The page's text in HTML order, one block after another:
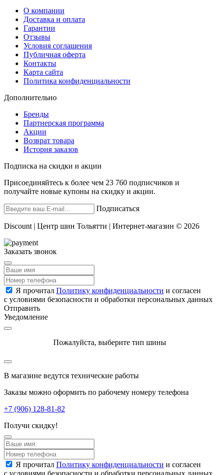
О компании
Доставка и оплата
Гарантии
Отзывы
Условия соглашения
Публичная оферта
Контакты
Карта сайта
Политика конфиденциальности
Дополнительно
Бренды
Партнерская программа
Акции
Возврат товара
История заказов
Подписка на скидки и акции
Присоединяйтесь к более чем 23 760 подписчиков и
получайте новые купоны на скидку и акции.
Подписаться
Discount | Центр шин Тольятти | Интернет-магазин © 2026
Заказать звонок
Я прочитал Политику конфиденциальности и согласен
с условиями безопасности и обработки персональных данных
Отправить
Уведомление
Пожалуйста, выберите тип шины
В магазине ведутся технические работы
Заказы можно оформить по рабочему номеру телефона
+7 (906) 128-81-82
Получи скидку!
Я прочитал Политику конфиденциальности и согласен